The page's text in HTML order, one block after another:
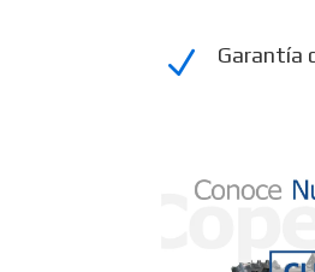
N Garantía